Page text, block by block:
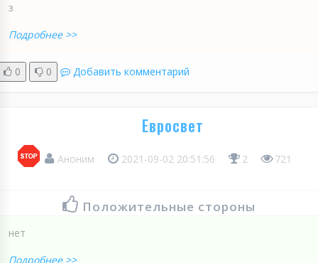
з
Подробнее >>
0 0 Добавить комментарий
Евросвет
Аноним 2021-09-02 20:51:56 2 721
Положительные стороны
нет
Подробнее >>